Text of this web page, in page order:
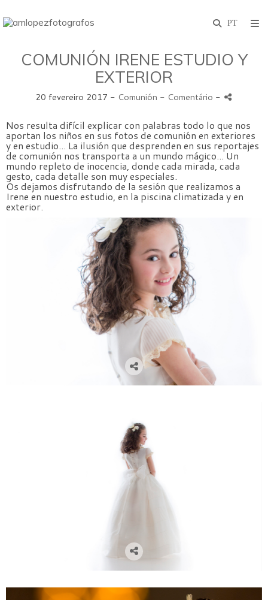
COMUNIÓN IRENE ESTUDIO Y
EXTERIOR
20 fevereiro 2017 - Comunión - Comentário -
Nos resulta difícil explicar con palabras todo lo que nos
aportan los niños en sus fotos de comunión en exteriores
y en estudio... La ilusión que desprenden en sus reportajes
de comunión nos transporta a un mundo mágico... Un
mundo repleto de inocencia, donde cada mirada, cada
gesto, cada detalle son muy especiales.
Os dejamos disfrutando de la sesión que realizamos a
Irene en nuestro estudio, en la piscina climatizada y en
exterior.